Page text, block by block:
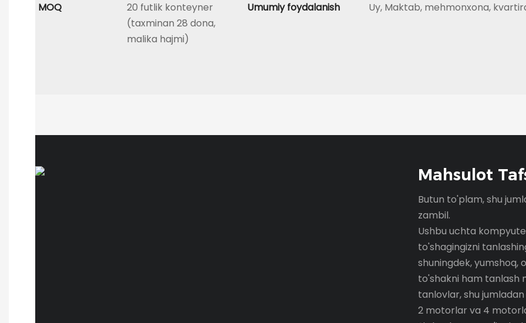
MOQ
20 futlik konteyner
(taxminan 28 dona,
malika hajmi)
Umumiy foydalanish Uy, Maktab, mehmonxona,
Mahsulot
Butun to'plam, shu
zambil.
Ushbu uchta
to'shagingizni
shuningdek, yumshoq,
to'shakni ham tanlash
tanlovlar, shu
2 motorlar va 4